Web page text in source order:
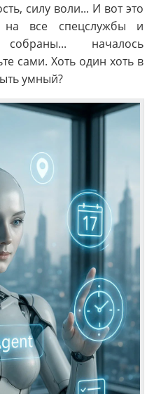
силу воли... И вот это
все спецслужбы и
началось
сами. Хоть один хоть в
умный?